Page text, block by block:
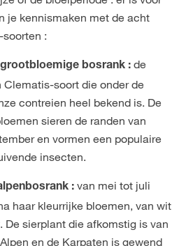
je kennismaken met de acht
:
bosrank : de
soort die onder de
contreien heel bekend is. De
sieren de randen van
en vormen een populaire
insecten.
: van mei tot juli
haar kleurrijke bloemen, van wit
De sierplant die afkomstig is van
en de Karpaten is gewend